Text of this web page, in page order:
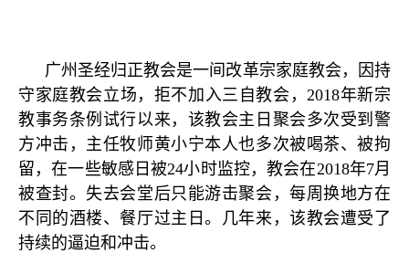
广州圣经归正教会是一间改革宗家庭教会，因持
守家庭教会立场，拒不加入三自教会，2018年新宗
教事务条例试行以来，该教会主日聚会多次受到警
方冲击，主任牧师黄小宁本人也多次被喝茶、被拘
留，在一些敏感日被24小时监控，教会在2018年7月
被查封。失去会堂后只能游击聚会，每周换地方在
不同的酒楼、餐厅过主日。几年来，该教会遭受了
持续的逼迫和冲击。